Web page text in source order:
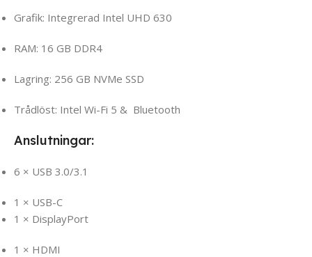
Grafik: Integrerad Intel UHD 630
RAM: 16 GB DDR4
Lagring: 256 GB NVMe SSD
Trådlöst: Intel Wi-Fi 5 & Bluetooth
Anslutningar:
6 × USB 3.0/3.1
1 × USB-C
1 × DisplayPort
1 × HDMI